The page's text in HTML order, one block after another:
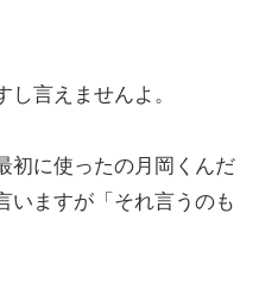
言えませんよ。
初に使ったの月岡くんだ
いますが「それ言うのも